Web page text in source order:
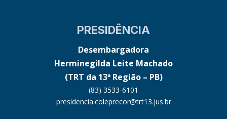
PRESIDÊNCIA
Desembargadora
Herminegilda Leite Machado
(TRT da 13ª Região – PB)
(83) 3533-6101
presidencia.coleprecor@trt13.jus.br